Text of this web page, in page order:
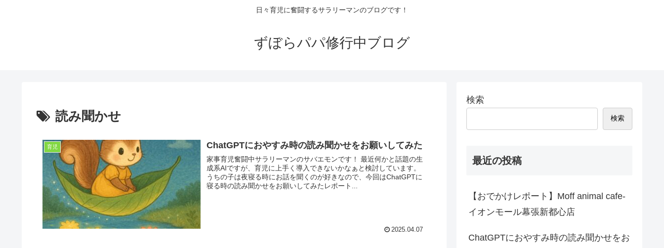
日々育児に奮闘するサラリーマンのブログです！
ずぼらパパ修行中ブログ
読み聞かせ
育児 ChatGPTにおやすみ時の読み聞かせをお願いしてみた
家事育児奮闘中サラリーマンのサバエモンです！ 最近何かと話題の生
成系AIですが、育児に上手く導入できないかなぁと検討しています。
うちの子は夜寝る時にお話を聞くのが好きなので、今回はChatGPTに
寝る時の読み聞かせをお願いしてみたレポート...
2025.04.07
検索
検索
最近の投稿
【おでかけレポート】Moff animal cafe-
イオンモール幕張新都心店
ChatGPTにおやすみ時の読み聞かせをお